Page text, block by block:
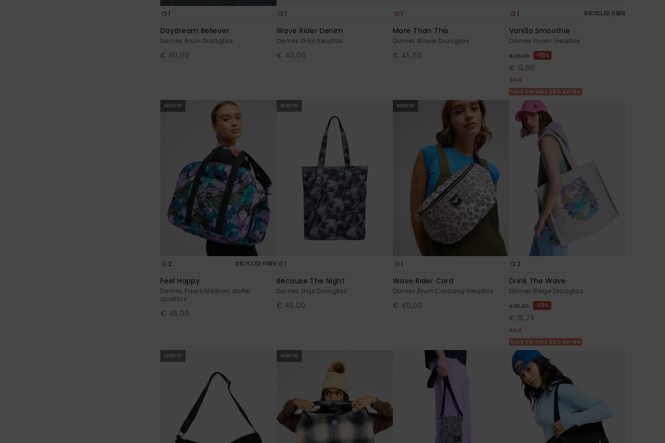
1
Daydream Believer
Dames Bruin Draagtas
€ 60,00
1
Wave Rider Denim
Dames Grijs Heuptas
€ 40,00
1
More Than This
Dames Blauw Draagtas
€ 45,00
1 RECYCLED FIBER
Vanilla Smoothie
Dames Groen Heuptas
€ 28,00 55%
€ 12,60
SALE
SALE ON SALE 25% EXTRA
NIEUW
2 RECYCLED FIBER
Feel Happy
Dames Paars Medium duffel
sporttas
€ 45,00
NIEUW
1
Because The Night
Dames Grijs Draagtas
€ 45,00
NIEUW
1
Wave Rider Cord
Dames Bruin Corduroy heuptas
€ 40,00
2
Drink The Wave
Dames Beige Draagtas
€ 35,00 55%
€ 15,75
SALE
SALE ON SALE 25% EXTRA
NIEUW
NIEUW